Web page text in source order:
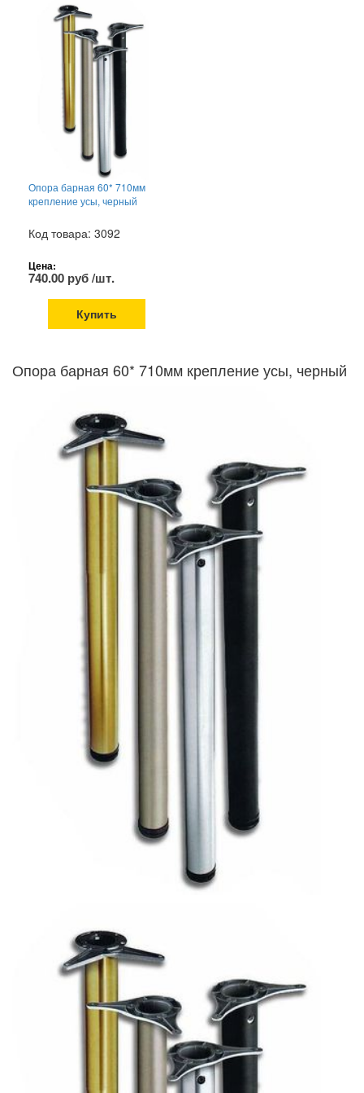
Опора барная 60* 710мм
крепление усы, черный
Код товара: 3092
Цена:
740.00 руб /шт.
Купить
Опора барная 60* 710мм крепление усы, черный